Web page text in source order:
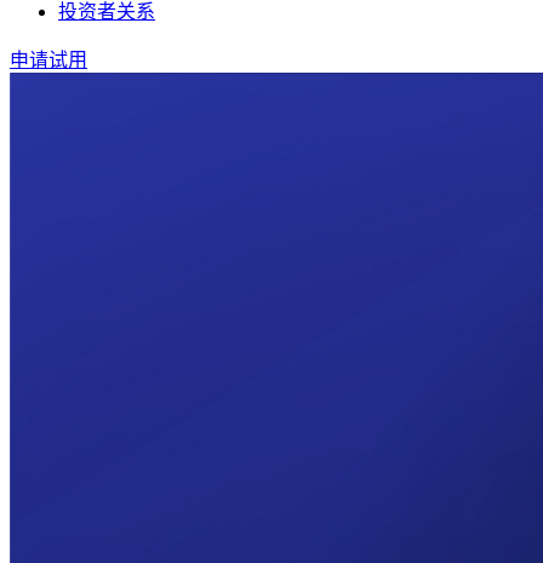
投资者关系
申请试用